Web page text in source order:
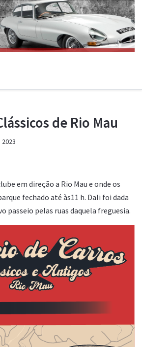
de Rio Mau
em direção a Rio Mau e onde os
fechado até às11 h. Dali foi dada
passeio pelas ruas daquela freguesia.